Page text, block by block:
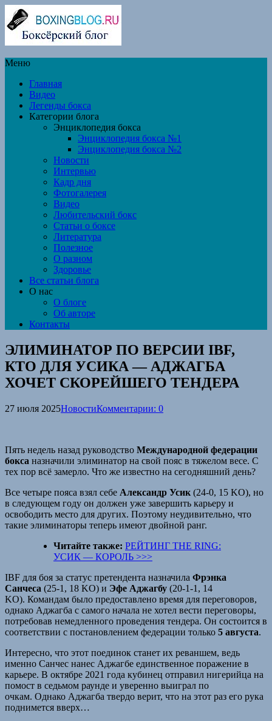
Меню
Главная
Видео
Легенды бокса
Категории блога
Энциклопедия бокса
Энциклопедия бокса №1
Энциклопедия бокса №2
Новости
Интервью
Кадр дня
Фотогалерея
Видео
Любительский бокс
Статьи о боксе
Литература
Полезное
О разном
Здоровье
Все статьи блога
О нас
О блоге
Об авторе
Контакты
ЭЛИМИНАТОР ПО ВЕРСИИ IBF,
КТО ДЛЯ УСИКА — АДЖАГБА
ХОЧЕТ СКОРЕЙШЕГО ТЕНДЕРА
27 июля 2025НовостиКомментарии: 0
Пять недель назад руководство Международной федерации
бокса назначили элиминатор на свой пояс в тяжелом весе. С
тех пор всё замерло. Что же известно на сегодняшний день?
Все четыре пояса взял себе Александр Усик (24-0, 15 KO), но
в следующем году он должен уже завершить карьеру и
освободить место для других. Поэтому неудивительно, что
такие элиминаторы теперь имеют двойной ранг.
Читайте также: РЕЙТИНГ THE RING:
УСИК — КОРОЛЬ >>>
IBF для боя за статус претендента назначила Фрэнка
Санчеса (25-1, 18 KO) и Эфе Аджагбу (20-1-1, 14
KO). Командам было предоставлено время для переговоров,
однако Аджагба с самого начала не хотел вести переговоры,
потребовав немедленного проведения тендера. Он состоится в
соответствии с постановлением федерации только 5 августа.
Интересно, что этот поединок станет их реваншем, ведь
именно Санчес нанес Аджагбе единственное поражение в
карьере. В октябре 2021 года кубинец отправил нигерийца на
помост в седьмом раунде и уверенно выиграл по
очкам. Однако Аджагба твердо верит, что на этот раз его рука
поднимется вверх…